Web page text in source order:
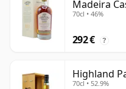
Madeira
70cl • 46%
292 € ?
Highland
70cl • 52.9%